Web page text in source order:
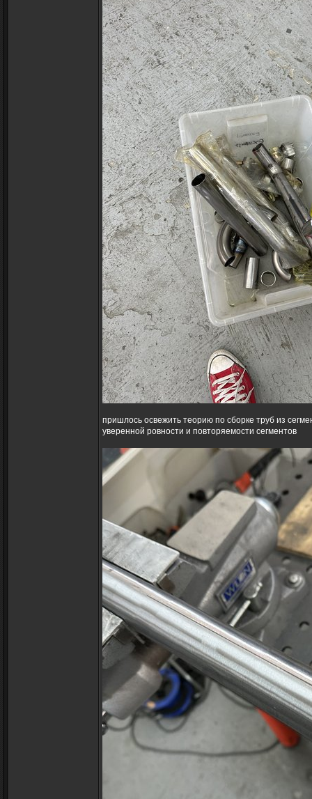
пришлось освежить теорию по сборке труб из
уверенной ровности и повторяемости сегментов